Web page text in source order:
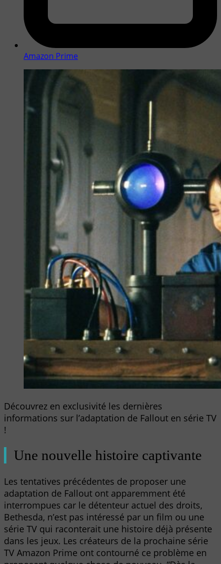
Amazon Prime
Découvrez en exclusivité les dernières
informations sur l’adaptation de Fallout en série TV
!
Une nouvelle histoire captivante
Les tentatives précédentes de proposer une
adaptation de Fallout ont apparemment été
interrompues car le détenteur actuel des droits,
Bethesda, n’est pas intéressé par un film ou une
série TV qui raconterait une histoire déjà présente
dans les jeux. Les créateurs de la prochaine série
TV Amazon Prime ont contourné ce problème en